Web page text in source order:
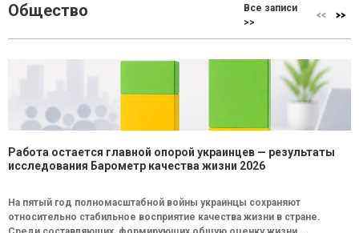
Общество
Все записи
>>
Работа остается главной опорой украинцев — результаты
исследования Барометр качества жизни 2026
На пятый год полномасштабной войны украинцы сохраняют
относительно стабильное восприятие качества жизни в стране.